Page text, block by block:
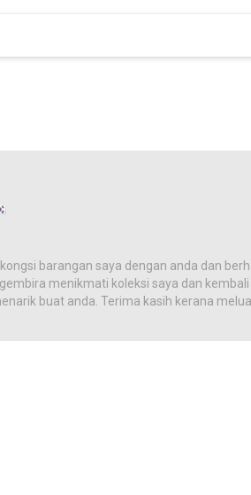
barangan saya dengan anda dan
menikmati koleksi saya dan kembali
buat anda. Terima kasih kerana